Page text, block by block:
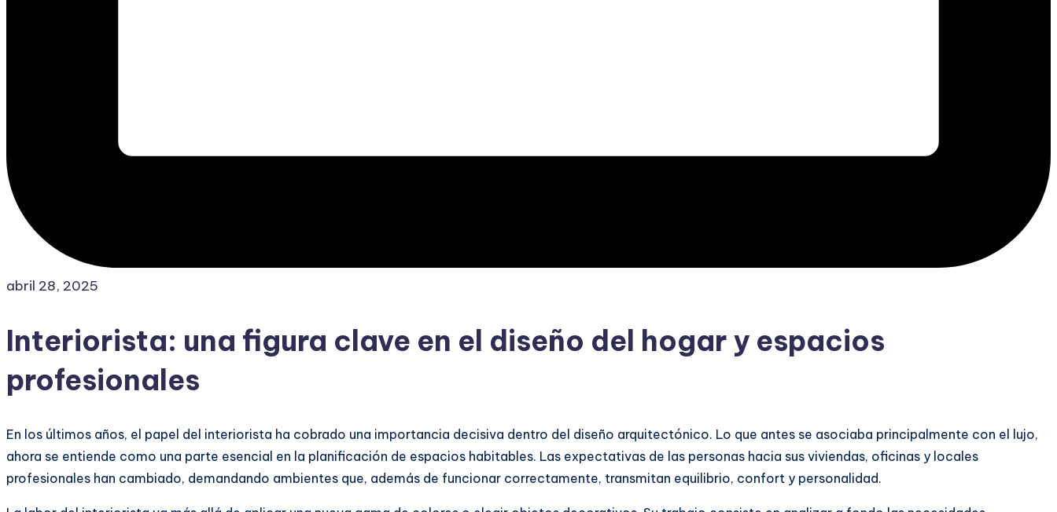
abril 28, 2025
Interiorista: una figura clave en el diseño del hogar y espacios
profesionales
En los últimos años, el papel del interiorista ha cobrado una importancia decisiva dentro del diseño arquitectónico. Lo que antes se asociaba principalmente con el lujo,
ahora se entiende como una parte esencial en la planificación de espacios habitables. Las expectativas de las personas hacia sus viviendas, oficinas y locales
profesionales han cambiado, demandando ambientes que, además de funcionar correctamente, transmitan equilibrio, confort y personalidad.